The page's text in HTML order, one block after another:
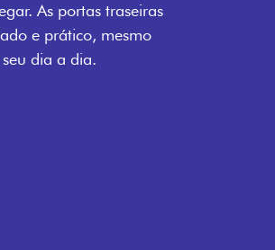
ampla abertura da
à carga, otimizando
quer que você